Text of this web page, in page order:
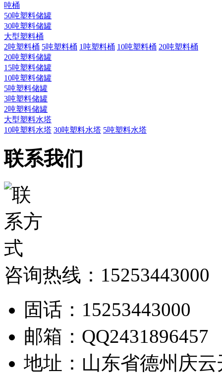
吨桶
50吨塑料储罐
30吨塑料储罐
大型塑料桶
2吨塑料桶 5吨塑料桶 1吨塑料桶 10吨塑料桶 20吨塑料桶
20吨塑料储罐
15吨塑料储罐
10吨塑料储罐
5吨塑料储罐
3吨塑料储罐
2吨塑料储罐
大型塑料水塔
10吨塑料水塔 30吨塑料水塔 5吨塑料水塔
联系我们
咨询热线： 15253443000
固话： 15253443000
邮箱： QQ2431896457
地址： 山东省德州庆